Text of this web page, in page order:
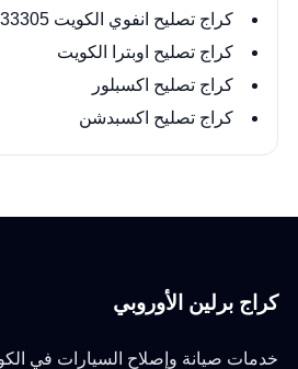
كراج تصليح انفوي الكويت 66633305 اخصائي جيمس
كراج تصليح اوبترا الكويت
كراج تصليح اكسبلور
كراج تصليح اكسبدشن
كراج برلين الأوروبي
خدمات صيانة وإصلاح السيارات في